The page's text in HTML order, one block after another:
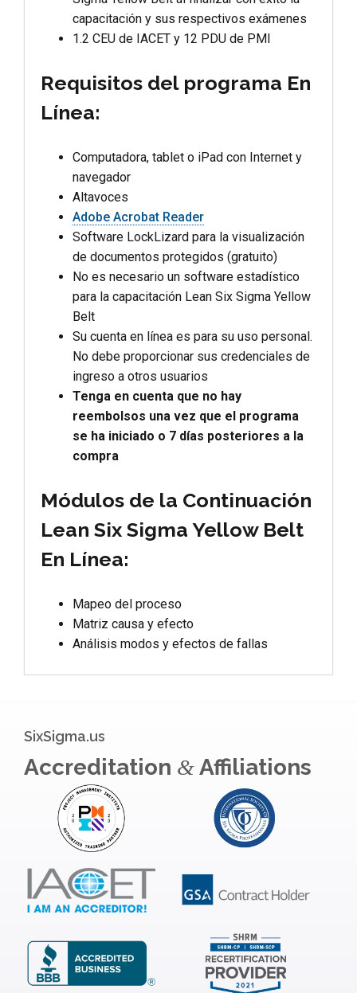
capacitación y sus respectivos exámenes
1.2 CEU de IACET y 12 PDU de PMI
Requisitos del programa En
Línea:
Computadora, tablet o iPad con Internet y
navegador
Altavoces
Adobe Acrobat Reader
Software LockLizard para la visualización
de documentos protegidos (gratuito)
No es necesario un software estadístico
para la capacitación Lean Six Sigma Yellow
Belt
Su cuenta en línea es para su uso personal.
No debe proporcionar sus credenciales de
ingreso a otros usuarios
Tenga en cuenta que no hay
reembolsos una vez que el programa
se ha iniciado o 7 días posteriores a la
compra
Módulos de la Continuación
Lean Six Sigma Yellow Belt
En Línea:
Mapeo del proceso
Matriz causa y efecto
Análisis modos y efectos de fallas
SixSigma.us
Accreditation &Affiliations